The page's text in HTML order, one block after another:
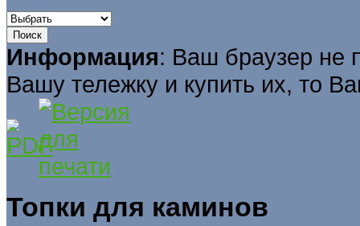
Информация: Ваш браузер не
Вашу тележку и купить их, то
Топки для каминов